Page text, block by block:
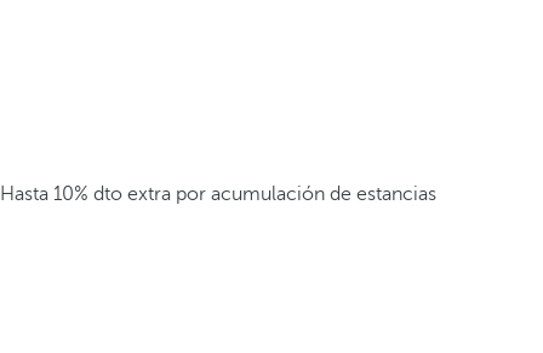
Hasta 10% dto extra por acumulación de estancias